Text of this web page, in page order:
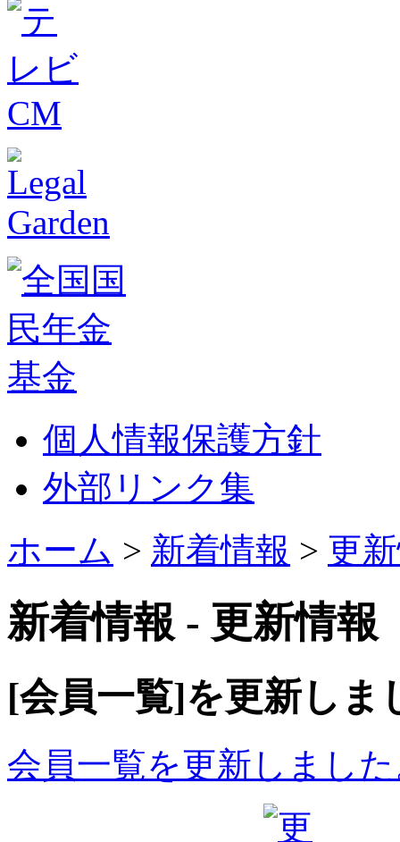
個人情報保護方針
外部リンク集
ホーム > 新着情報 > 更
新着情報 - 更新情報
[会員一覧]を更新しま
会員一覧を更新しまし